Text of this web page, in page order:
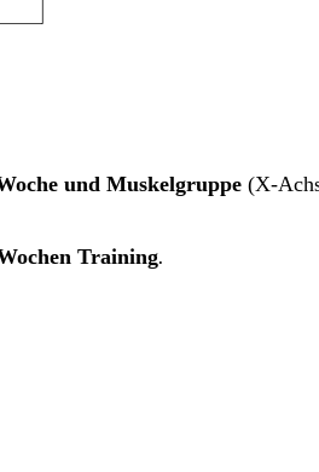
und Muskelgruppe (X-
Training.